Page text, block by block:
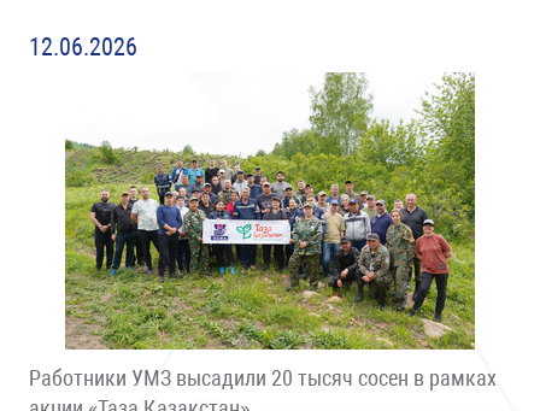
12.06.2026
Работники УМЗ высадили 20 тысяч сосен в рамках